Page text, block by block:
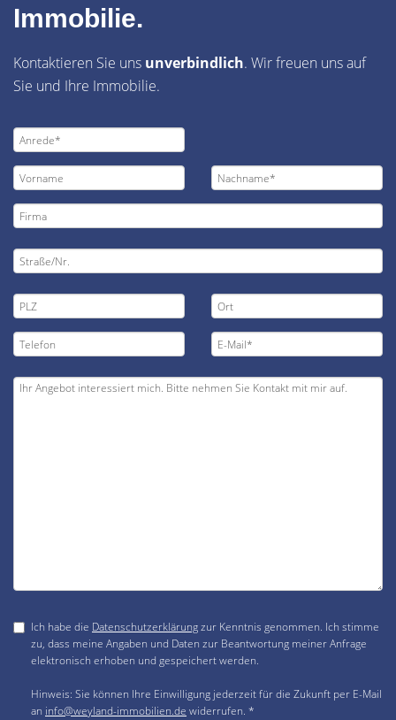
Immobilie.
Kontaktieren Sie uns unverbindlich. Wir freuen uns auf
Sie und Ihre Immobilie.
Ich habe die Datenschutzerklärungzur Kenntnis genommen. Ich stimme
zu, dass meine Angaben und Daten zur Beantwortung meiner Anfrage
elektronisch erhoben und gespeichert werden.
Hinweis: Sie können Ihre Einwilligung jederzeit für die Zukunft per E-Mail
an info@weyland-immobilien.de widerrufen. *